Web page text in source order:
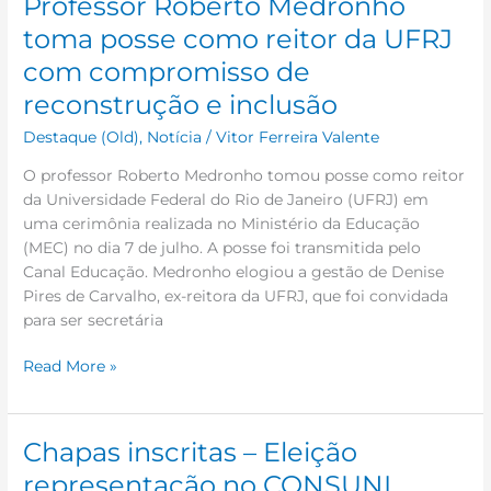
Professor Roberto Medronho
toma posse como reitor da UFRJ
com compromisso de
reconstrução e inclusão
Destaque (Old), Notícia /Vitor Ferreira Valente
O professor Roberto Medronho tomou posse como reitor
da Universidade Federal do Rio de Janeiro (UFRJ) em
uma cerimônia realizada no Ministério da Educação
(MEC) no dia 7 de julho. A posse foi transmitida pelo
Canal Educação. Medronho elogiou a gestão de Denise
Pires de Carvalho, ex-reitora da UFRJ, que foi convidada
para ser secretária
Read More »
Chapas inscritas – Eleição
Chapas
inscritas